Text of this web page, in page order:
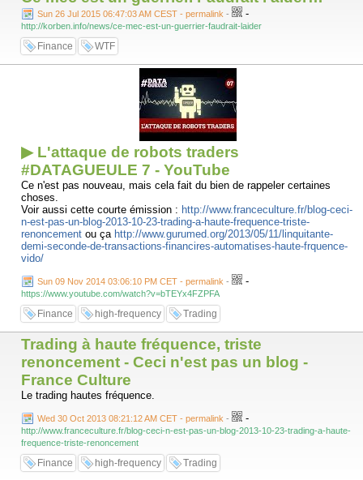
Sun 26 Jul 2015 06:47:03 AM CEST - permalink - -
http://korben.info/news/ce-mec-est-un-guerrier-faudrait-laider
Finance WTF
▶ L'attaque de robots traders
#DATAGUEULE 7 - YouTube
Ce n'est pas nouveau, mais cela fait du bien de rappeler certaines
choses.
Voir aussi cette courte émission : http://www.franceculture.fr/blog-ceci-
n-est-pas-un-blog-2013-10-23-trading-a-haute-frequence-triste-
renoncement ou ça http://www.gurumed.org/2013/05/11/linquitante-
demi-seconde-de-transactions-financires-automatises-haute-frquence-
vido/
Sun 09 Nov 2014 03:06:10 PM CET - permalink - -
https://www.youtube.com/watch?v=bTEYx4FZPFA
Finance high-frequency Trading
Trading à haute fréquence, triste
renoncement - Ceci n'est pas un blog -
France Culture
Le trading hautes fréquence.
Wed 30 Oct 2013 08:21:12 AM CET - permalink - -
http://www.franceculture.fr/blog-ceci-n-est-pas-un-blog-2013-10-23-trading-a-haute-
frequence-triste-renoncement
Finance high-frequency Trading